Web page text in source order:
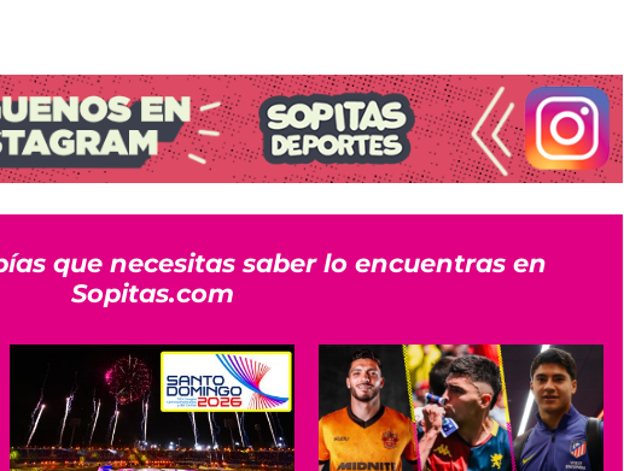
que necesitas saber lo encuentras en
Sopitas.com